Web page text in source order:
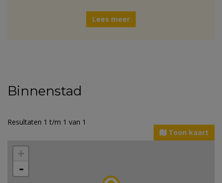
Lees meer
Binnenstad
Resultaten 1 t/m 1 van 1
Toon kaart
+
-